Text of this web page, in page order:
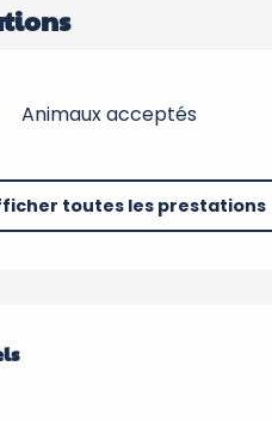
Animaux acceptés
toutes les prestations
de